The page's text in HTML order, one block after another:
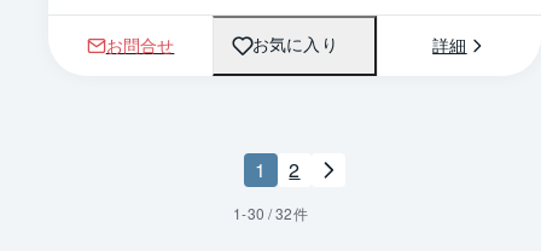
お問合せ お気に入り 詳細
1 2
1-30 /32件